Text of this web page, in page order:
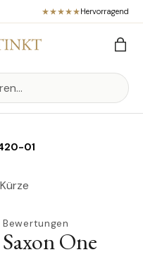
Hervorragend
01
One